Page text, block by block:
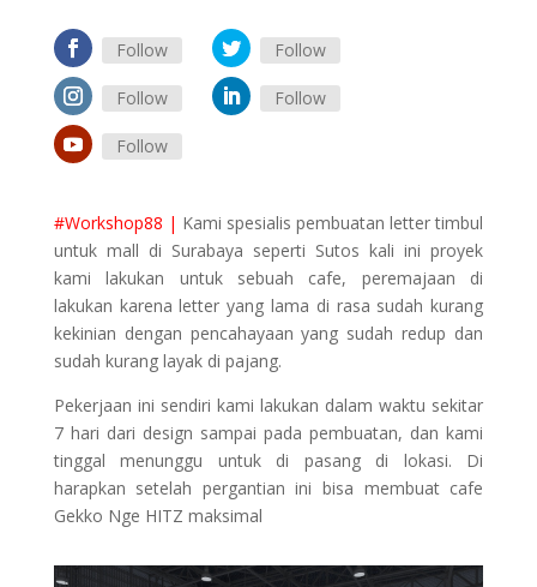
Follow Follow
Follow Follow
Follow
#Workshop88 | Kami spesialis pembuatan letter timbul
untuk mall di Surabaya seperti Sutos kali ini proyek
kami lakukan untuk sebuah cafe, peremajaan di
lakukan karena letter yang lama di rasa sudah kurang
kekinian dengan pencahayaan yang sudah redup dan
sudah kurang layak di pajang.
Pekerjaan ini sendiri kami lakukan dalam waktu sekitar
7 hari dari design sampai pada pembuatan, dan kami
tinggal menunggu untuk di pasang di lokasi. Di
harapkan setelah pergantian ini bisa membuat cafe
Gekko Nge HITZ maksimal